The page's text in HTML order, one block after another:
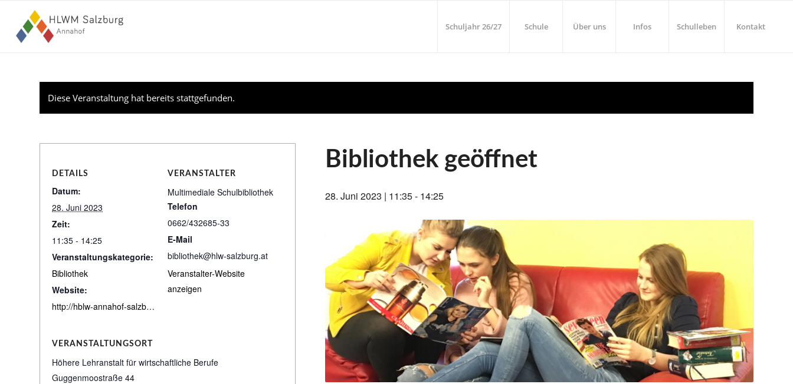
Schuljahr 26/27 Schule Über uns Infos Schulleben Kontakt
Diese Veranstaltung hat bereits stattgefunden.
Bibliothek geöffnet
28. Juni 2023 | 11:35- 14:25
DETAILS
Datum:
28. Juni 2023
Zeit:
11:35 - 14:25
Veranstaltungskategorie:
Bibliothek
Website:
http://hblw-annahof-salzburg.bibbs.cc/search
VERANSTALTER
Multimediale Schulbibliothek
Telefon
0662/432685-33
E-Mail
bibliothek@hlw-salzburg.at
Veranstalter-Website
anzeigen
VERANSTALTUNGSORT
Höhere Lehranstalt für wirtschaftliche Berufe
Guggenmoostraße 44